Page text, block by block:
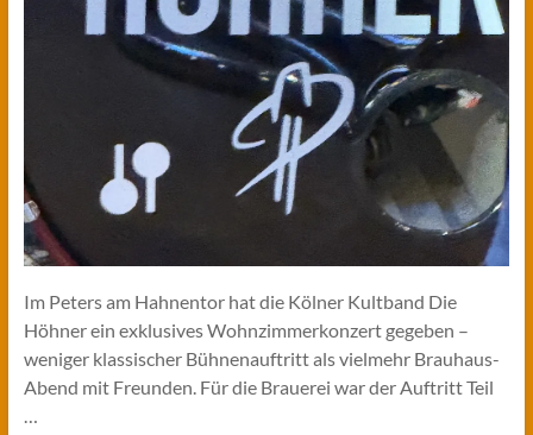
Im Peters am Hahnentor hat die Kölner Kultband Die
Höhner ein exklusives Wohnzimmerkonzert gegeben –
weniger klassischer Bühnenauftritt als vielmehr Brauhaus-
Abend mit Freunden. Für die Brauerei war der Auftritt Teil
…